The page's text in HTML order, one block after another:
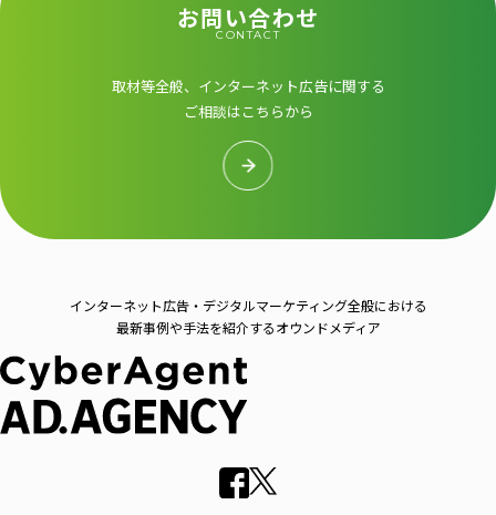
お問い合わせ
CONTACT
取材等全般、インターネット広告に関する
ご相談はこちらから
インターネット広告・デジタルマーケティング全般における
最新事例や手法を紹介するオウンドメディア